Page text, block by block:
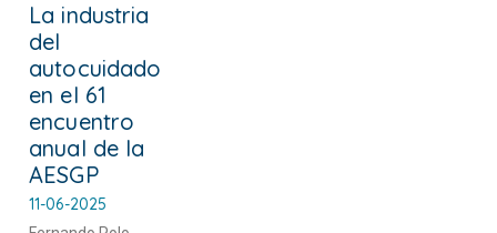
La industria
del
autocuidado
en el 61
encuentro
anual de la
AESGP
11-06-2025